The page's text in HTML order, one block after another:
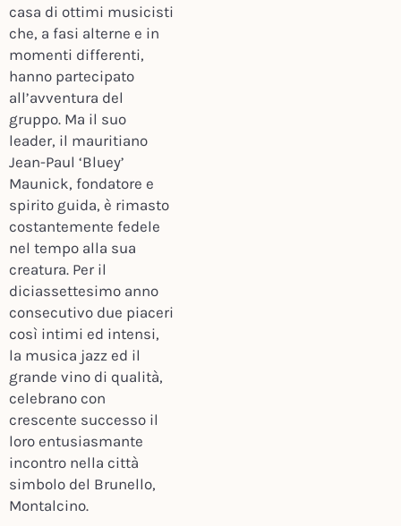
casa di ottimi musicisti
che, a fasi alterne e in
momenti differenti,
hanno partecipato
all’avventura del
gruppo. Ma il suo
leader, il mauritiano
Jean-Paul ‘Bluey’
Maunick, fondatore e
spirito guida, è rimasto
costantemente fedele
nel tempo alla sua
creatura. Per il
diciassettesimo anno
consecutivo due piaceri
così intimi ed intensi,
la musica jazz ed il
grande vino di qualità,
celebrano con
crescente successo il
loro entusiasmante
incontro nella città
simbolo del Brunello,
Montalcino.